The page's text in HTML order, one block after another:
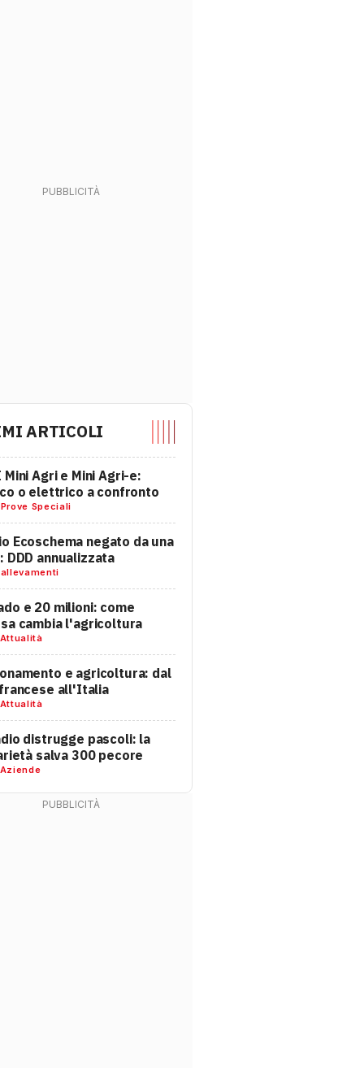
ARTICOLI
Mini Agri e Mini Agri-e:
o elettrico a confronto
Prove Speciali
Ecoschema negato da una
DDD annualizzata
allevamenti
e 20 milioni: come
cambia l'agricoltura
Attualità
e agricoltura: dal
all'Italia
Attualità
distrugge pascoli: la
salva 300 pecore
Aziende